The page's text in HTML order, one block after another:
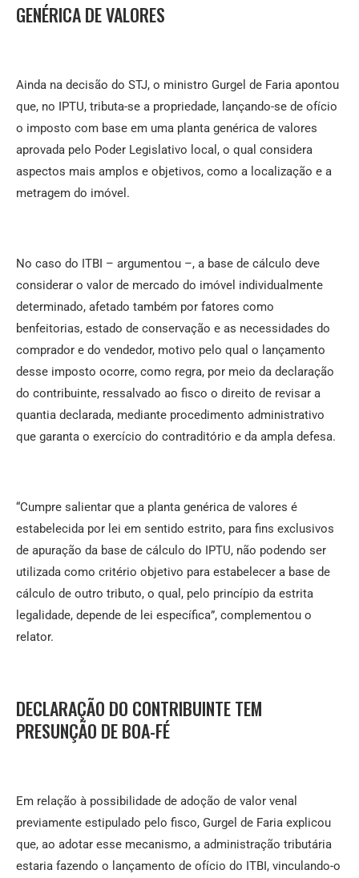
GENÉRICA DE VALORES
Ainda na decisão do STJ, o ministro Gurgel de Faria apontou
que, no IPTU, tributa-se a propriedade, lançando-se de ofício
o imposto com base em uma planta genérica de valores
aprovada pelo Poder Legislativo local, o qual considera
aspectos mais amplos e objetivos, como a localização e a
metragem do imóvel.
No caso do ITBI – argumentou –, a base de cálculo deve
considerar o valor de mercado do imóvel individualmente
determinado, afetado também por fatores como
benfeitorias, estado de conservação e as necessidades do
comprador e do vendedor, motivo pelo qual o lançamento
desse imposto ocorre, como regra, por meio da declaração
do contribuinte, ressalvado ao fisco o direito de revisar a
quantia declarada, mediante procedimento administrativo
que garanta o exercício do contraditório e da ampla defesa.
“Cumpre salientar que a planta genérica de valores é
estabelecida por lei em sentido estrito, para fins exclusivos
de apuração da base de cálculo do IPTU, não podendo ser
utilizada como critério objetivo para estabelecer a base de
cálculo de outro tributo, o qual, pelo princípio da estrita
legalidade, depende de lei específica”, complementou o
relator.
DECLARAÇÃO DO CONTRIBUINTE TEM
PRESUNÇÃO DE BOA-FÉ
Em relação à possibilidade de adoção de valor venal
previamente estipulado pelo fisco, Gurgel de Faria explicou
que, ao adotar esse mecanismo, a administração tributária
estaria fazendo o lançamento de ofício do ITBI, vinculando-o